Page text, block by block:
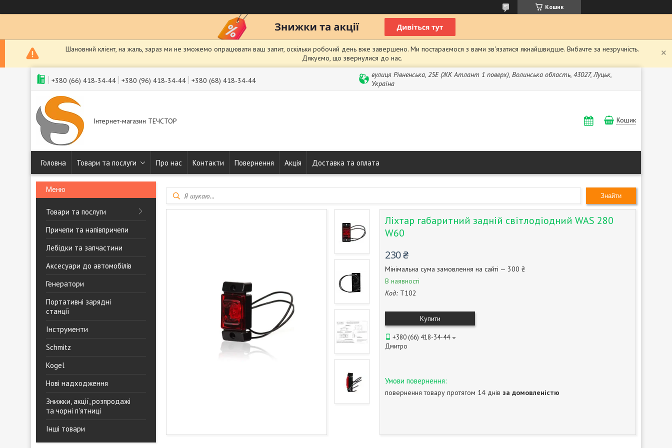
Кошик
Шановний клієнт, на жаль, зараз ми не зможемо опрацювати ваш запит, оскільки робочий день вже завершено. Ми постараємося з вами зв'язатися якнайшвидше. Вибачте за незручність.
Дякуємо, що звернулися до нас.
+380 (66) 418-34-44 +380 (96) 418-34-44 +380 (68) 418-34-44
вулиця Рівненська, 25Е (ЖК Атлант 1 поверх), Волинська область, 43027, Луцьк,
Україна
Інтернет-магазин ТЕЧСТОР Кошик
Головна Товари та послуги Про нас Контакти Повернення Акція Доставка та оплата
Товари та послуги
Причепи та напівпричепи
Лебідки та запчастини
Аксесуари до автомобілів
Генератори
Портативні зарядні
станції
Інструменти
Schmitz
Kogel
Нові надходження
Знижки, акції, розпродажі
та чорні п'ятниці
Інші товари
Знайти
Ліхтар габаритний задній світлодіодний WAS 280
W60
230 ₴
Мінімальна сума замовлення на сайті — 300 ₴
В наявності
Код: T102
Купити
+380 (66) 418-34-44
Дмитро
повернення товару протягом 14 днів за домовленістю